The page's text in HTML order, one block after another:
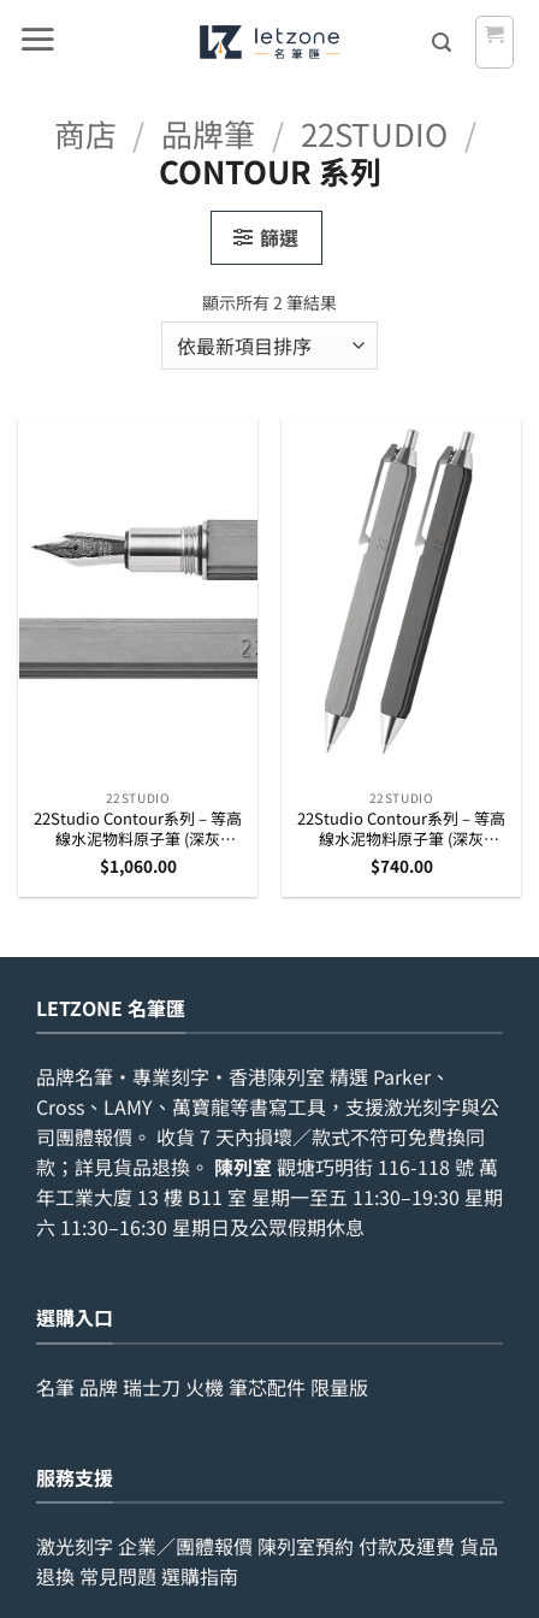
商店 / 品牌筆 / 22STUDIO /
CONTOUR 系列
篩選
顯示所有 2 筆結果
最
22STUDIO
22Studio Contour系列 – 等高
線水泥物料原子筆 (深灰
CFP01101/淺灰 CFP01100)
$1,060.00
22STUDIO
22Studio Contour系列 – 等高
線水泥物料原子筆 (深灰
CBP01001/淺灰 CBP01000)
$740.00
LETZONE 名筆匯
品牌名筆・專業刻字・香港陳列室 精選 Parker、
Cross、LAMY、萬寶龍等書寫工具，支援激光刻字與公
司團體報價。 收貨 7 天內損壞／款式不符可免費換同
款；詳見貨品退換 。 陳列室 觀塘巧明街 116-118 號 萬
年工業大廈 13 樓 B11 室 星期一至五 11:30–19:30 星期
六 11:30–16:30 星期日及公眾假期休息
選購入口
名筆 品牌瑞士刀 火機 筆芯配件 限量版
服務支援
激光刻字 企業／團體報價 陳列室預約 付款及運費 貨品
退換 常見問題 選購指南